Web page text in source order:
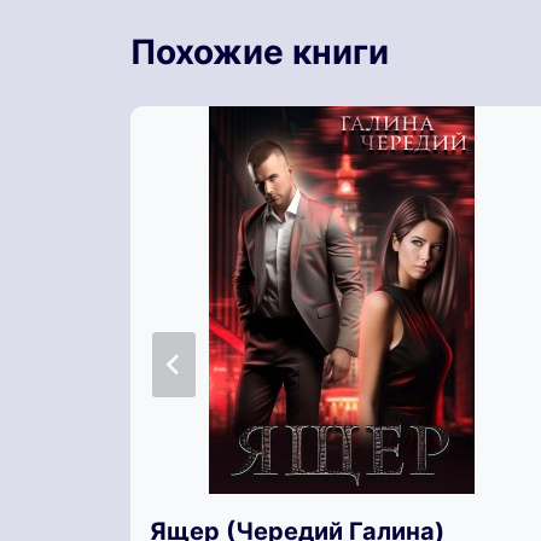
Похожие книги
Ящер (Чередий Галина)